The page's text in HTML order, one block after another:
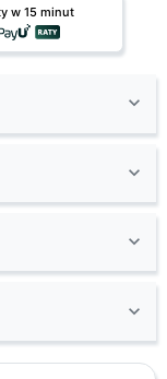
w 15 minut